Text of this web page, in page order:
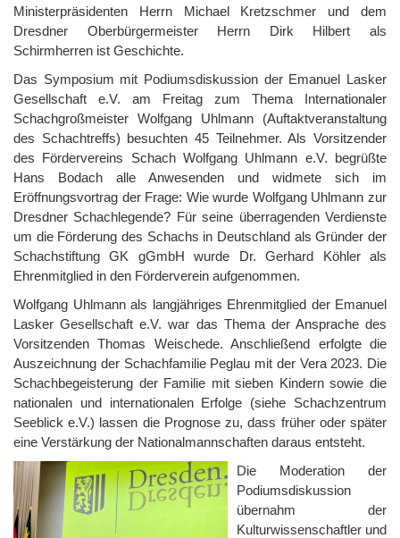
Ministerpräsidenten Herrn Michael Kretzschmer und dem
Dresdner Oberbürgermeister Herrn Dirk Hilbert als
Schirmherren ist Geschichte.
Das Symposium mit Podiumsdiskussion der Emanuel Lasker
Gesellschaft e.V. am Freitag zum Thema Internationaler
Schachgroßmeister Wolfgang Uhlmann (Auftaktveranstaltung
des Schachtreffs) besuchten 45 Teilnehmer. Als Vorsitzender
des Fördervereins Schach Wolfgang Uhlmann e.V. begrüßte
Hans Bodach alle Anwesenden und widmete sich im
Eröffnungsvortrag der Frage: Wie wurde Wolfgang Uhlmann zur
Dresdner Schachlegende? Für seine überragenden Verdienste
um die Förderung des Schachs in Deutschland als Gründer der
Schachstiftung GK gGmbH wurde Dr. Gerhard Köhler als
Ehrenmitglied in den Förderverein aufgenommen.
Wolfgang Uhlmann als langjähriges Ehrenmitglied der Emanuel
Lasker Gesellschaft e.V. war das Thema der Ansprache des
Vorsitzenden Thomas Weischede. Anschließend erfolgte die
Auszeichnung der Schachfamilie Peglau mit der Vera 2023. Die
Schachbegeisterung der Familie mit sieben Kindern sowie die
nationalen und internationalen Erfolge (siehe Schachzentrum
Seeblick e.V.) lassen die Prognose zu, dass früher oder später
eine Verstärkung der Nationalmannschaften daraus entsteht.
Die Moderation der
Podiumsdiskussion
übernahm der
Kulturwissenschaftler und